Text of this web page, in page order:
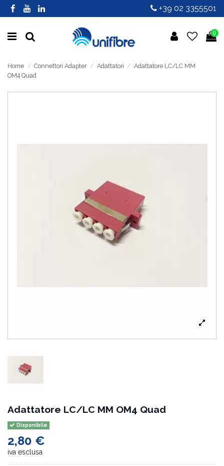
+39 02 3355501
0
Home Connettori Adapter Adattatori
Adattatore LC/LC MM
OM4 Quad
Adattatore LC/LC MM OM4 Quad
Disponibile
2,80 €
iva esclusa